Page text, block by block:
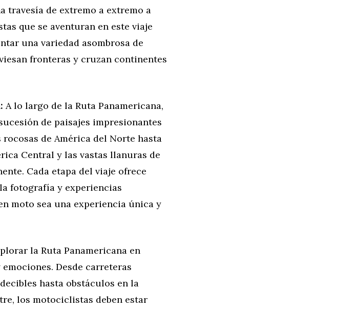
travesía de extremo a extremo a
que se aventuran en este viaje
una variedad asombrosa de
fronteras y cruzan continentes
A lo largo de la Ruta Panamericana,
de paisajes impresionantes
de América del Norte hasta
Central y las vastas llanuras de
Cada etapa del viaje ofrece
fotografía y experiencias
moto sea una experiencia única y
la Ruta Panamericana en
Desde carreteras
hasta obstáculos en la
los motociclistas deben estar